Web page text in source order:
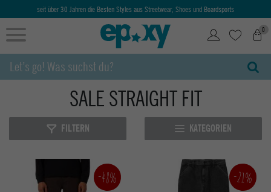
seit über 30 Jahren die Besten Styles aus Streetwear, Shoes und Boardsports
0
SALE STRAIGHT FIT
FILTERN KATEGORIEN
-48% -21%